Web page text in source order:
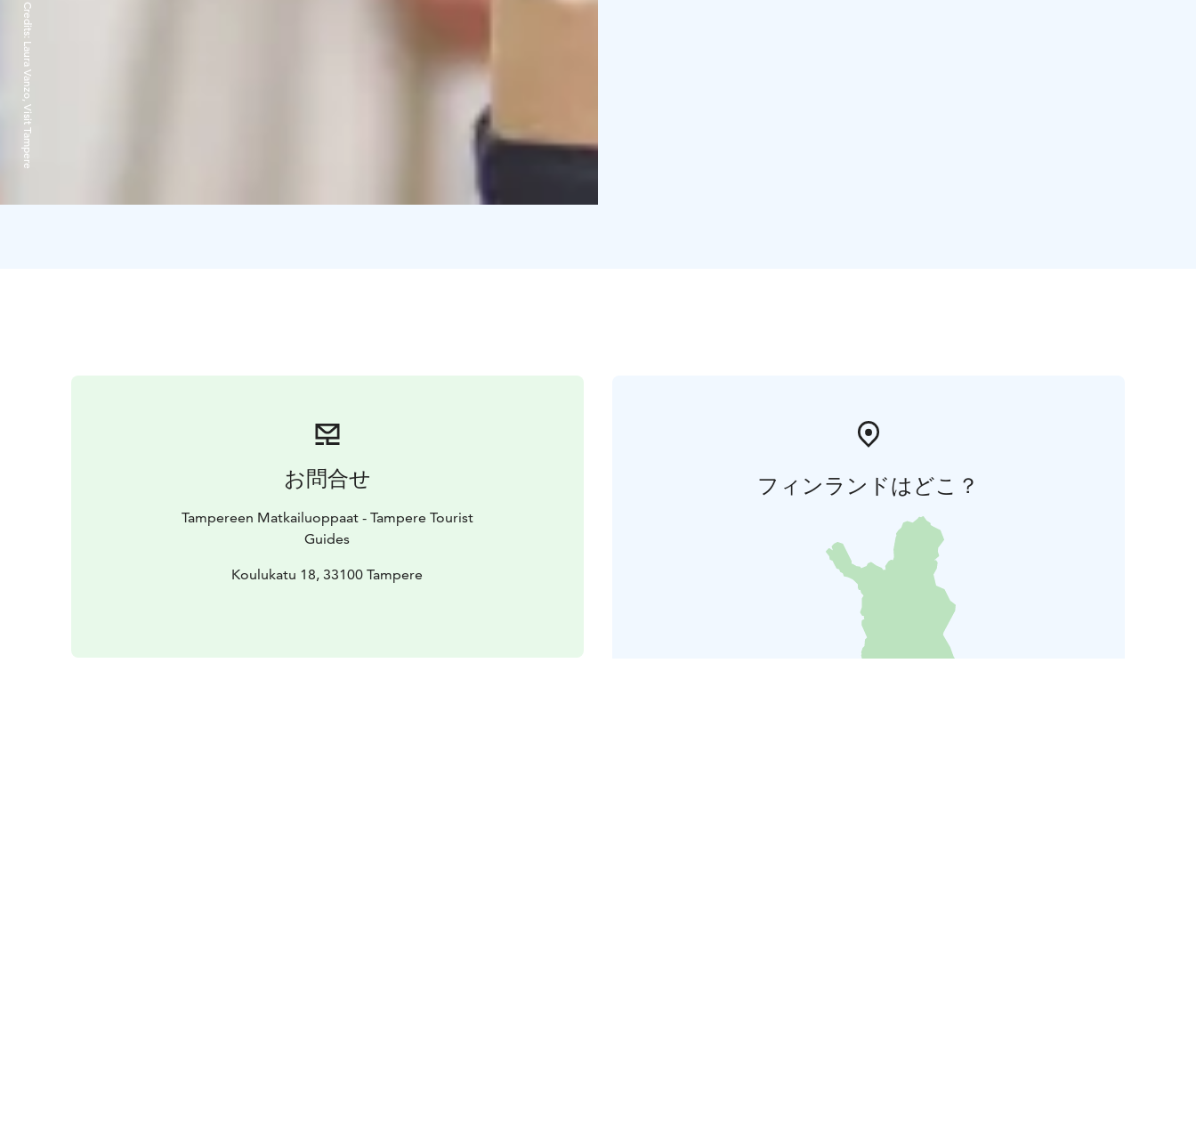
Credits:
Laura Vanzo, Visit Tampere
お問合せ
Tampereen Matkailuoppaat - Tampere Tourist
Guides
Koulukatu 18, 33100 Tampere
フィンランドはどこ？